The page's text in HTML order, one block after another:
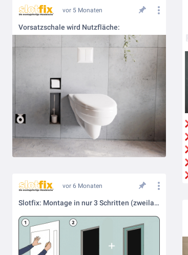
vor 5 Monaten
Vorsatzschale wird Nutzfläche:
vor 6 Monaten
Slotfix: Montage in nur 3 Schritten (zweilagige Trockenbauwand)